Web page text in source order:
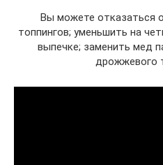
Вы можете отказаться
топпингов; уменьшить на
выпечке; заменить мед
дрожжевого